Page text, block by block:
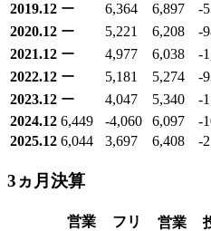
2019.12 ー 6,364 6,897 -
2020.12 ー 5,221 6,208 -
2021.12 ー 4,977 6,038 -
2022.12 ー 5,181 5,274 -
2023.12 ー 4,047 5,340 -
2024.12 6,449 -4,060 6,097 -
2025.12 6,044 3,697 6,408 -
3ヵ月決算
営業
フリ
営業